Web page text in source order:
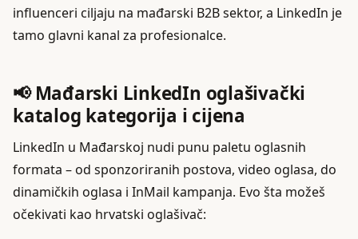
influenceri ciljaju na mađarski B2B sektor, a LinkedIn je
tamo glavni kanal za profesionalce.
📢 Mađarski LinkedIn oglašivački
katalog kategorija i cijena
LinkedIn u Mađarskoj nudi punu paletu oglasnih
formata – od sponzoriranih postova, video oglasa, do
dinamičkih oglasa i InMail kampanja. Evo šta možeš
očekivati kao hrvatski oglašivač: